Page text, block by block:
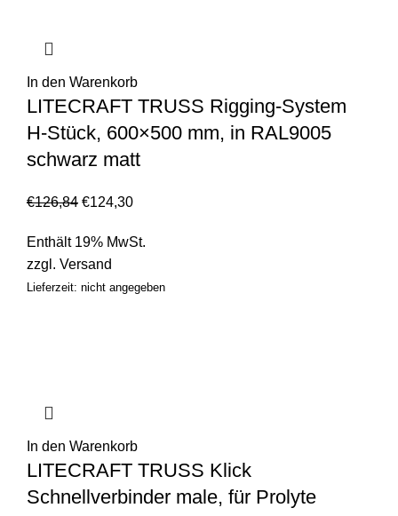
In den Warenkorb
LITECRAFT TRUSS Rigging-System
H-Stück, 600×500 mm, in RAL9005
schwarz matt
€126,84 €124,30
Enthält 19% MwSt.
zzgl. Versand
Lieferzeit: nicht angegeben
In den Warenkorb
LITECRAFT TRUSS Klick
Schnellverbinder male, für Prolyte